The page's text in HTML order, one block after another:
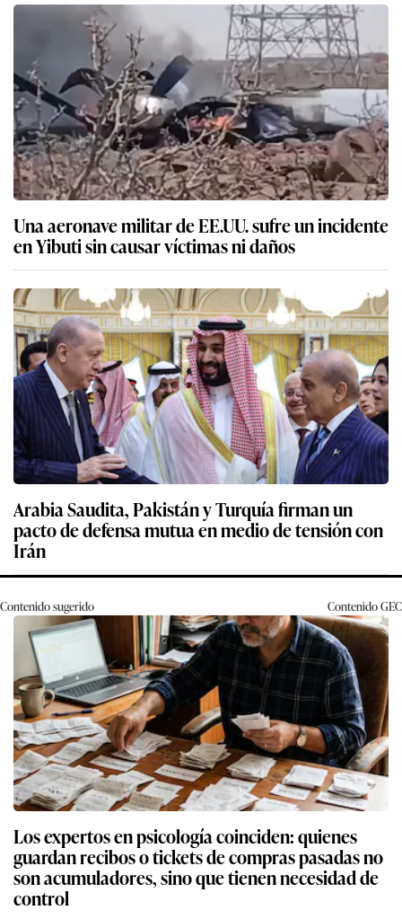
Una aeronave militar de EE.UU. sufre un incidente
en Yibuti sin causar víctimas ni daños
Arabia Saudita, Pakistán y Turquía firman un
pacto de defensa mutua en medio de tensión con
Irán
Contenido sugerido ContenidoGEC
Los expertos en psicología coinciden: quienes
guardan recibos o tickets de compras pasadas no
son acumuladores, sino que tienen necesidad de
control